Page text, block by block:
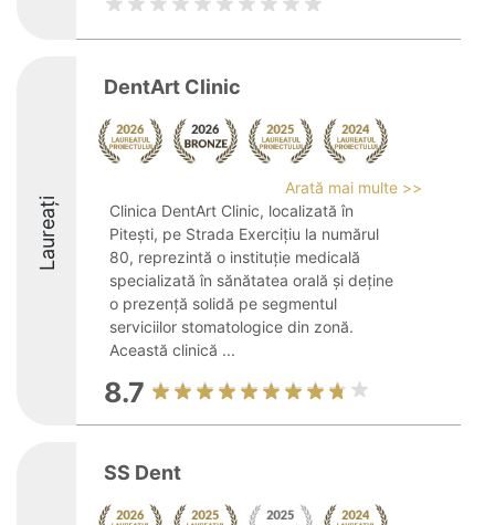
Laureați
DentArt Clinic
Arată mai multe >>
Clinica DentArt Clinic, localizată în
Pitești, pe Strada Exercițiu la numărul
80, reprezintă o instituție medicală
specializată în sănătatea orală și deține
o prezență solidă pe segmentul
serviciilor stomatologice din zonă.
Această clinică ...
8.7
SS Dent